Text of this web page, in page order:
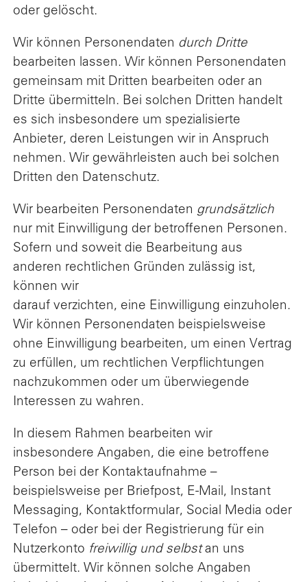
oder gelöscht.
Wir können Personendaten durch Dritte
bearbeiten lassen. Wir können Personendaten
gemeinsam mit Dritten bearbeiten oder an
Dritte übermitteln. Bei solchen Dritten handelt
es sich insbesondere um spezialisierte
Anbieter, deren Leistungen wir in Anspruch
nehmen. Wir gewährleisten auch bei solchen
Dritten den Datenschutz.
Wir bearbeiten Personendaten grundsätzlich
nur mit Einwilligung der betroffenen Personen.
Sofern und soweit die Bearbeitung aus
anderen rechtlichen Gründen zulässig ist,
können wir
darauf verzichten, eine Einwilligung einzuholen.
Wir können Personendaten beispielsweise
ohne Einwilligung bearbeiten, um einen Vertrag
zu erfüllen, um rechtlichen Verpflichtungen
nachzukommen oder um überwiegende
Interessen zu wahren.
In diesem Rahmen bearbeiten wir
insbesondere Angaben, die eine betroffene
Person bei der Kontaktaufnahme –
beispielsweise per Briefpost, E-Mail, Instant
Messaging, Kontaktformular, Social Media oder
Telefon – oder bei der Registrierung für ein
Nutzerkonto freiwillig und selbstan uns
übermittelt. Wir können solche Angaben